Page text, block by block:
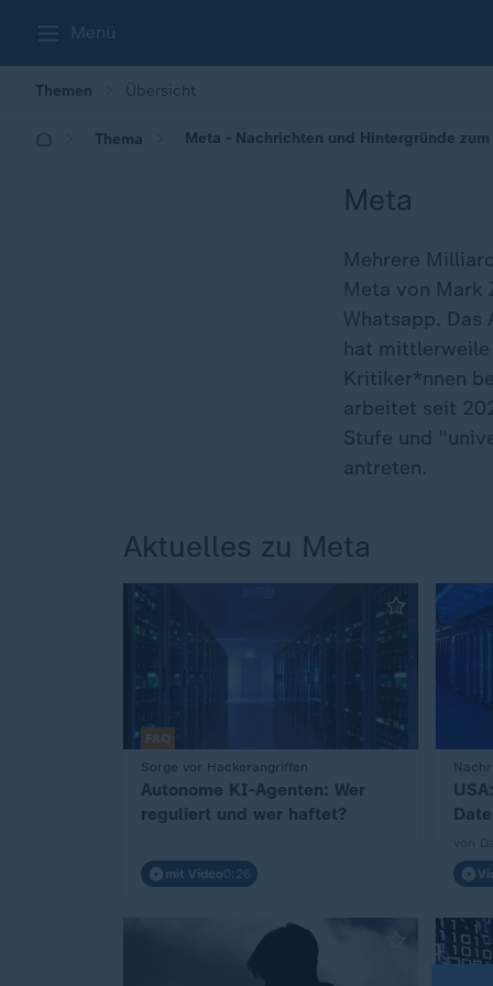
Menü
Themen Übersicht
Thema Meta - Nachrichten und Hintergründe
Meta
Mehrere
Meta von Mark
Whatsapp. Das
hat
Kritiker*nnen
arbeitet seit
Stufe und
antreten.
Aktuelles zu Meta
FAQ
Sorge vor Hackerangriffen
:
Autonome KI-Agenten: Wer
reguliert und wer haftet?
mit Video0:26
: